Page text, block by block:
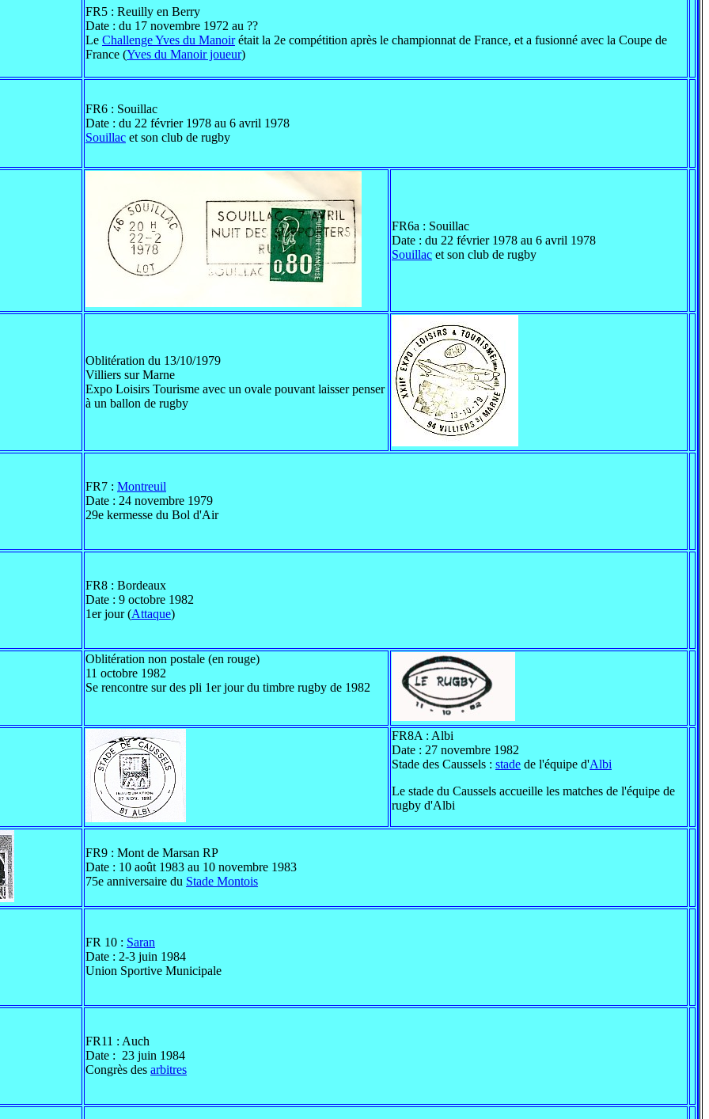
FR5 : Reuilly en Berry
Date : du 17 novembre 1972 au ??
Le Challenge Yves du Manoirétait la 2e compétition après le championnat de France, et a fusionné avec la Coupe de
France (Yves du Manoir joueur)
FR6 : Souillac
Date : du 22 février 1978 au 6 avril 1978
Souillac et son club de rugby
FR6a : Souillac
Date : du 22 février 1978 au 6 avril 1978
Souillac et son club de rugby
Oblitération du 13/10/1979
Villiers sur Marne
Expo Loisirs Tourisme avec un ovale pouvant laisser penser
à un ballon de rugby
FR7 : Montreuil
Date : 24 novembre 1979
29e kermesse du Bol d'Air
FR8 : Bordeaux
Date : 9 octobre 1982
1er jour (Attaque)
Oblitération non postale (en rouge)
11 octobre 1982
Se rencontre sur des pli 1er jour du timbre rugby de 1982
FR8A : Albi
Date : 27 novembre 1982
Stade des Caussels : stade de l'équipe d'Albi
Le stade du Caussels accueille les matches de l'équipe de
rugby d'Albi
FR9 : Mont de Marsan RP
Date : 10 août 1983 au 10 novembre 1983
75e anniversaire du Stade Montois
FR 10 : Saran
Date : 2-3 juin 1984
Union Sportive Municipale
FR11 : Auch
Date : 23 juin 1984
Congrès des arbitres